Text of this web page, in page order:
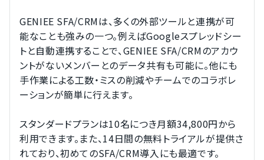
GENIEE SFA/CRMは、多くの外部ツールと連携が可
能なことも強みの一つ。例えばGoogleスプレッドシー
トと自動連携することで、GENIEE SFA/CRMのアカウ
ントがないメンバーとのデータ共有も可能に。他にも
手作業による工数・ミスの削減やチームでのコラボレ
ーションが簡単に行えます。
スタンダードプランは10名につき月額34,800円から
利用できます。また、14日間の無料トライアルが提供さ
れており、初めてのSFA/CRM導入にも最適です。